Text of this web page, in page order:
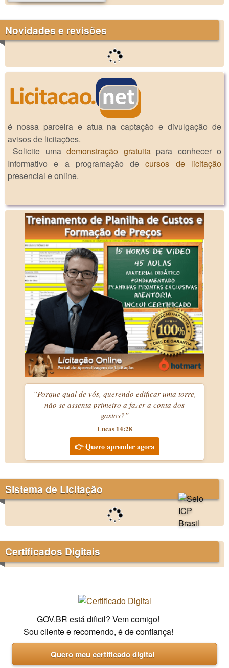
Novidades e revisões
é nossa parceira e atua na captação e divulgação de
avisos de licitações.
Solicite umademonstração gratuitapara conhecer o
Informativo e a programação decursos de licitação
presencial e online.
“Porque qual de vós, querendo edificar uma torre,
não se assenta primeiro a fazer a conta dos
gastos?”
Lucas 14:28
👉 Quero aprender agora
Sistema de Licitação
Certificados Digitais
GOV.BR está dificil? Vem comigo!
Sou cliente e recomendo, é de confiança!
Quero meu certificado digital